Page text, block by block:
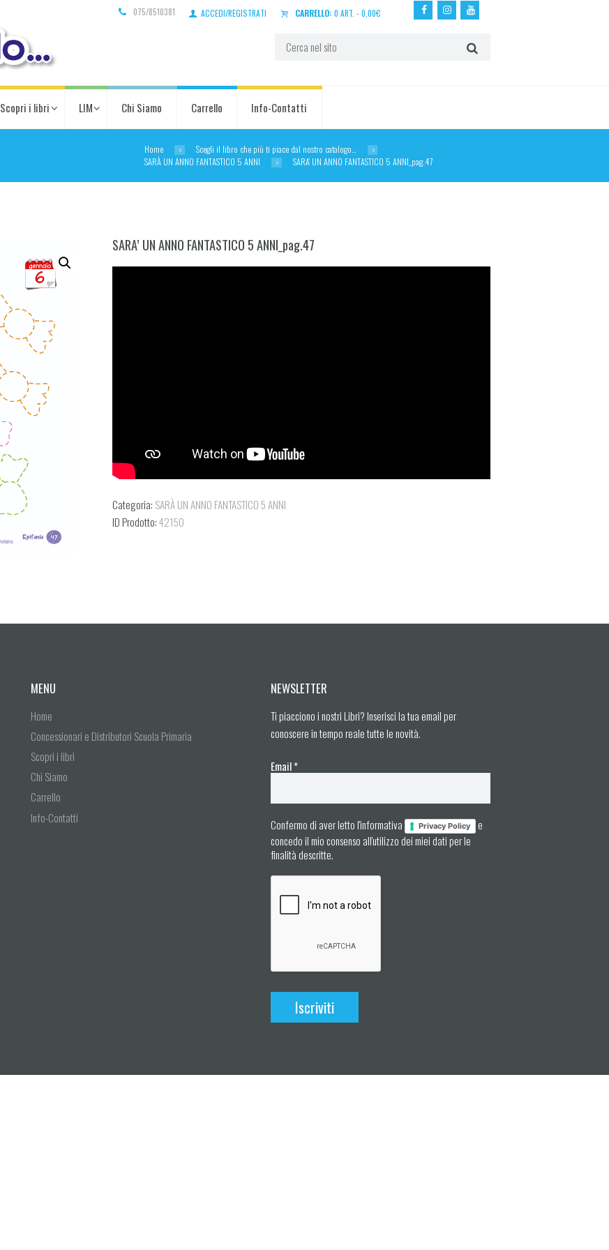
075/8510381 ACCEDI/REGISTRATI CARRELLO: 0 ART. - 0,00€
Scopri i libri LIM Chi Siamo Carrello Info-Contatti
Home
Scegli il libro che più ti piace dal nostro catalogo…
SARÀ UN ANNO FANTASTICO 5 ANNI
SARA’ UN ANNO FANTASTICO 5 ANNI_pag.47
SARA’ UN ANNO FANTASTICO 5 ANNI_pag.47
Categoria: SARÀ UN ANNO FANTASTICO 5 ANNI
ID Prodotto:42150
MENU
Home
Concessionari e Distributori Scuola Primaria
Scopri i libri
Chi Siamo
Carrello
Info-Contatti
NEWSLETTER
Ti piacciono i nostri Libri? Inserisci la tua email per
conoscere in tempo reale tutte le novità.
Email*
Confermo di aver letto l'informativa Privacy Policy
e
concedo il mio consenso all'utilizzo dei miei dati per le
finalità descritte.